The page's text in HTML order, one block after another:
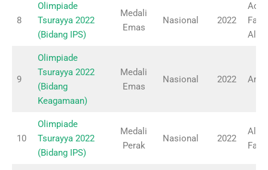
8
Olimpiade
Tsurayya 2022
(Bidang IPS)
Medali
Emas
Nasional 2022
9
Olimpiade
Tsurayya 2022
(Bidang
Keagamaan)
Medali
Emas
Nasional 2022
10
Olimpiade
Tsurayya 2022
(Bidang IPS)
Medali
Perak
Nasional 2022